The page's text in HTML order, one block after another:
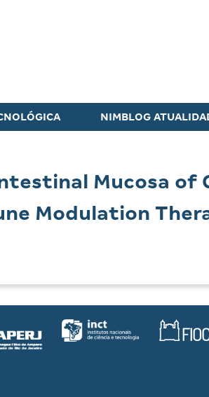
NIMBLOG
Mucosa of
Modulation